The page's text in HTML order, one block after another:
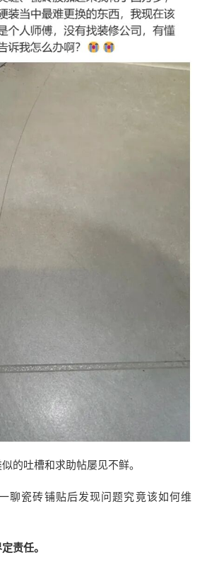
的吐槽和求助帖屡见不鲜。
聊瓷砖铺贴后发现问题究竟该如何维
定责任。